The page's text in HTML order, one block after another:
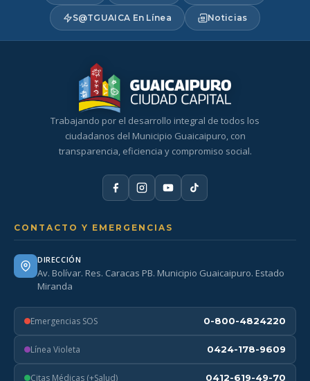
S@TGUAICA En Línea Noticias
Trabajando por el desarrollo integral de todos los
ciudadanos del Municipio Guaicaipuro, con
transparencia, eficiencia y compromiso social.
CONTACTO Y EMERGENCIAS
DIRECCIÓN
Av. Bolívar. Res. Caracas PB. Municipio Guaicaipuro. Estado
Miranda
Emergencias SOS 0-800-4824220
Línea Violeta 0424-178-9609
Citas Médicas (+Salud) 0412-619-49-70